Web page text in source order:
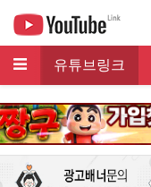
메뉴 유튜브링크